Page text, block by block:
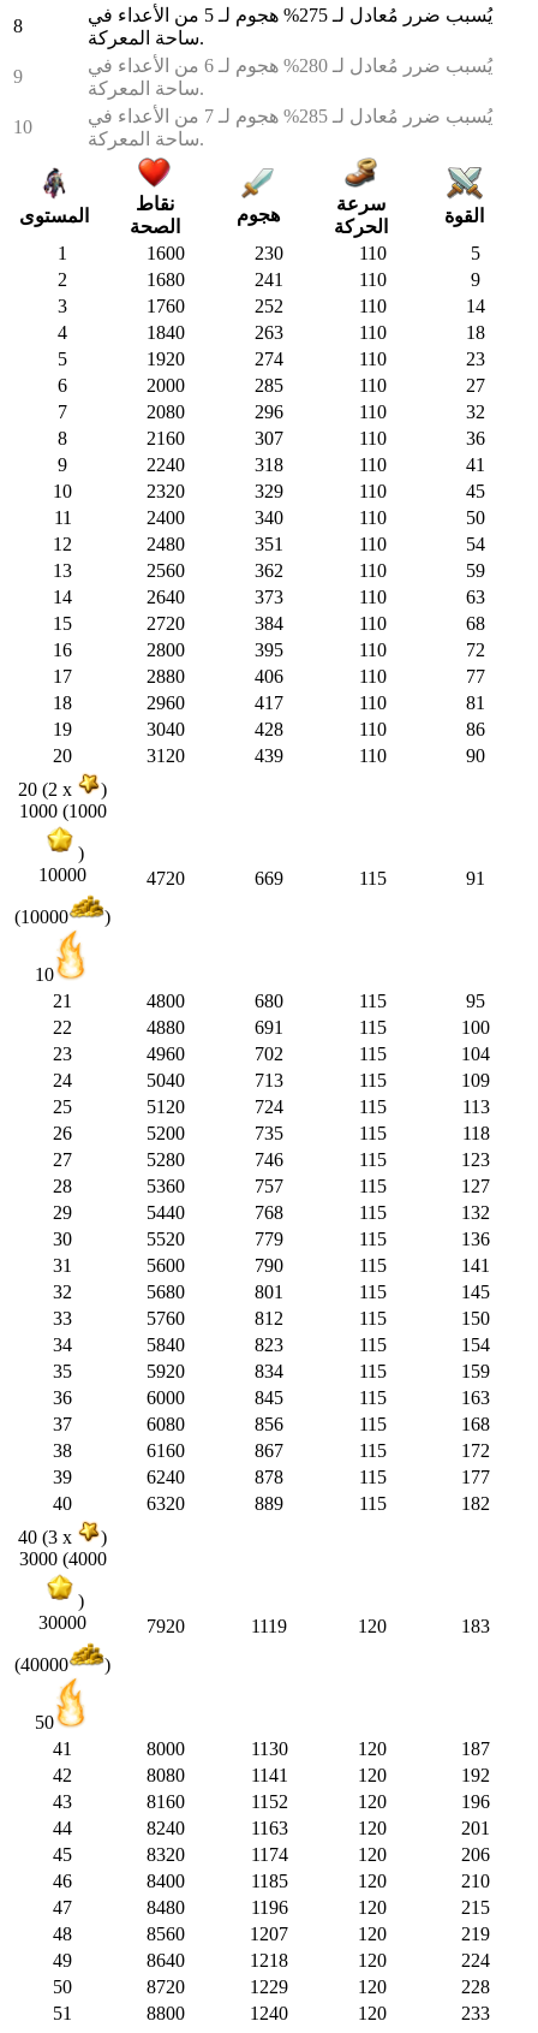
8
يُسبب ضرر مُعادل لـ 275% هجوم لـ 5 من الأعداء في
ساحة المعركة.
9
يُسبب ضرر مُعادل لـ 280% هجوم لـ 6 من الأعداء في
ساحة المعركة.
10
يُسبب ضرر مُعادل لـ 285% هجوم لـ 7 من الأعداء في
ساحة المعركة.
المستوى
نقاط
الصحة
هجوم
سرعة
الحركة
القوة
1
1600 230 110
5
2
1680 241 110
9
3
1760 252 110
14
4
1840 263 110
18
5
1920 274 110
23
6
2000 285 110
27
7
2080 296 110
32
8
2160 307 110
36
9
2240 318 110
41
10
2320 329 110
45
11
2400 340 110
50
12
2480 351 110
54
13
2560 362 110
59
14
2640 373 110
63
15
2720 384 110
68
16
2800 395 110
72
17
2880 406 110
77
18
2960 417 110
81
19
3040 428 110
86
20
3120 439 110
90
20 (2 x
)
1000 (1000
)
10000
(10000 )
10
4720 669 115 91
21 4800 680 115
95
22
4880 691 115
100
23
4960 702 115
104
24
5040 713 115
109
25
5120 724 115
113
26
5200 735 115
118
27
5280 746 115
123
28
5360 757 115
127
29
5440 768 115
132
30
5520 779 115
136
31
5600 790 115
141
32
5680 801 115
145
33
5760 812 115
150
34
5840 823 115
154
35
5920 834 115
159
36
6000 845 115
163
37
6080 856 115
168
38
6160 867 115
172
39
6240 878 115
177
40
6320 889 115
182
40 (3 x
)
3000 (4000
)
30000
(40000 )
50
7920 1119 120 183
41 8000 1130 120
187
42
8080 1141 120
192
43
8160 1152 120
196
44
8240 1163 120
201
45
8320 1174 120
206
46
8400 1185 120
210
47
8480 1196 120
215
48
8560 1207 120
219
49
8640 1218 120
224
50
8720 1229 120
228
51
8800 1240 120
233